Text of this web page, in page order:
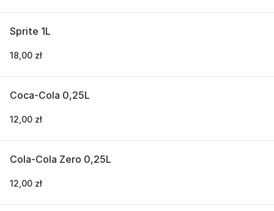
Sprite 1L
18,00 zł
Coca-Cola 0,25L
12,00 zł
Cola-Cola Zero 0,25L
12,00 zł